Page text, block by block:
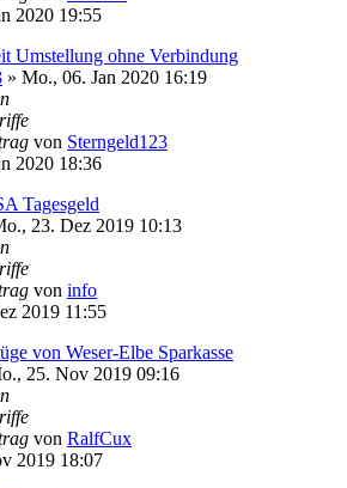
2020 19:55
Umstellung ohne Verbindung
» Mo., 06. Jan 2020 16:19
von Sterngeld123
2020 18:36
Tagesgeld
23. Dez 2019 10:13
von info
2019 11:55
von Weser-Elbe Sparkasse
25. Nov 2019 09:16
von RalfCux
2019 18:07